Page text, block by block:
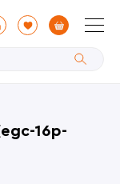
16p-